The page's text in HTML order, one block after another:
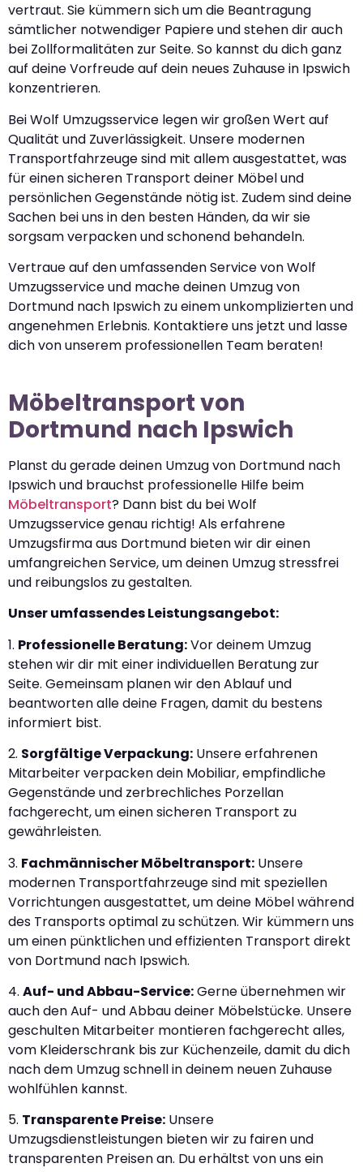
vertraut. Sie kümmern sich um die Beantragung
sämtlicher notwendiger Papiere und stehen dir auch
bei Zollformalitäten zur Seite. So kannst du dich ganz
auf deine Vorfreude auf dein neues Zuhause in Ipswich
konzentrieren.
Bei Wolf Umzugsservice legen wir großen Wert auf
Qualität und Zuverlässigkeit. Unsere modernen
Transportfahrzeuge sind mit allem ausgestattet, was
für einen sicheren Transport deiner Möbel und
persönlichen Gegenstände nötig ist. Zudem sind deine
Sachen bei uns in den besten Händen, da wir sie
sorgsam verpacken und schonend behandeln.
Vertraue auf den umfassenden Service von Wolf
Umzugsservice und mache deinen Umzug von
Dortmund nach Ipswich zu einem unkomplizierten und
angenehmen Erlebnis. Kontaktiere uns jetzt und lasse
dich von unserem professionellen Team beraten!
Möbeltransport von
Dortmund nach Ipswich
Planst du gerade deinen Umzug von Dortmund nach
Ipswich und brauchst professionelle Hilfe beim
Möbeltransport? Dann bist du bei Wolf
Umzugsservice genau richtig! Als erfahrene
Umzugsfirma aus Dortmund bieten wir dir einen
umfangreichen Service, um deinen Umzug stressfrei
und reibungslos zu gestalten.
Unser umfassendes Leistungsangebot:
1. Professionelle Beratung:Vor deinem Umzug
stehen wir dir mit einer individuellen Beratung zur
Seite. Gemeinsam planen wir den Ablauf und
beantworten alle deine Fragen, damit du bestens
informiert bist.
2. Sorgfältige Verpackung: Unsere erfahrenen
Mitarbeiter verpacken dein Mobiliar, empfindliche
Gegenstände und zerbrechliches Porzellan
fachgerecht, um einen sicheren Transport zu
gewährleisten.
3. Fachmännischer Möbeltransport: Unsere
modernen Transportfahrzeuge sind mit speziellen
Vorrichtungen ausgestattet, um deine Möbel während
des Transports optimal zu schützen. Wir kümmern uns
um einen pünktlichen und effizienten Transport direkt
von Dortmund nach Ipswich.
4. Auf- und Abbau-Service:Gerne übernehmen wir
auch den Auf- und Abbau deiner Möbelstücke. Unsere
geschulten Mitarbeiter montieren fachgerecht alles,
vom Kleiderschrank bis zur Küchenzeile, damit du dich
nach dem Umzug schnell in deinem neuen Zuhause
wohlfühlen kannst.
5. Transparente Preise: Unsere
Umzugsdienstleistungen bieten wir zu fairen und
transparenten Preisen an. Du erhältst von uns ein